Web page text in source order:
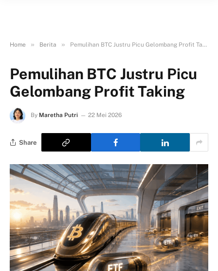
Home » Berita » Pemulihan BTC Justru Picu Gelombang Profit Taking
Pemulihan BTC Justru Picu
Gelombang Profit Taking
By Maretha Putri 22 Mei 2026
Share